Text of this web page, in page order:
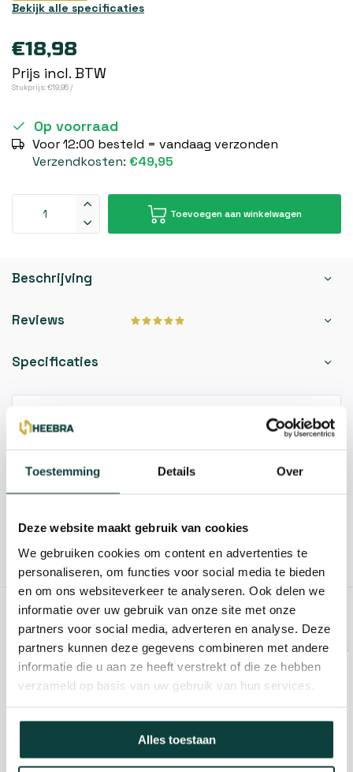
Toestemming Details Over
Deze website maakt gebruik van cookies
We gebruiken cookies om content en advertenties te
personaliseren, om functies voor social media te bieden
en om ons websiteverkeer te analyseren. Ook delen we
informatie over uw gebruik van onze site met onze
partners voor social media, adverteren en analyse. Deze
partners kunnen deze gegevens combineren met andere
informatie die u aan ze heeft verstrekt of die ze hebben
verzameld op basis van uw gebruik van hun services.
Alles toestaan
Bekijk alle specificaties
€18,98
Prijs incl. BTW
Stukprijs: €19,95 /
Op voorraad
Voor 12:00 besteld = vandaag verzonden
Verzendkosten: €49,95
Toevoegen aan winkelwagen
Beschrijving
Reviews
Specificaties
Kunnen we je helpen?
Hovenier of klusbedrijf? Neem contact met ons op voor
10% korting!
GERELATEERDE PRODUCTEN